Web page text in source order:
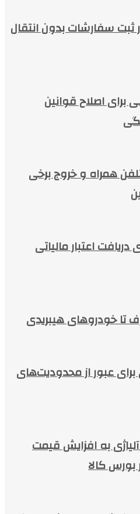
ثبت سفارشات بدون انتقال
اصلاح قوانین
همراه و خروج برخی
اعتبار مالیاتی
تا خودروهای هیبریدی
برای عبور از محدودیت‌های
به افزایش قیمت
بورس کالا